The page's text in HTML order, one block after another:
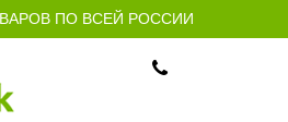
ПО ВСЕЙ РОССИИ